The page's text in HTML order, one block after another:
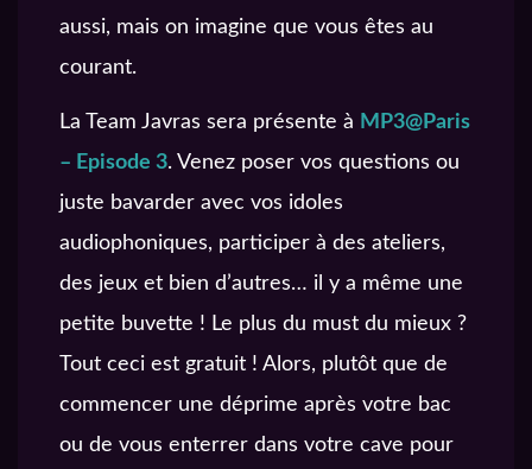
aussi, mais on imagine que vous êtes au
courant.
La Team Javras sera présente à MP3@Paris
– Episode 3. Venez poser vos questions ou
juste bavarder avec vos idoles
audiophoniques, participer à des ateliers,
des jeux et bien d’autres… il y a même une
petite buvette ! Le plus du must du mieux ?
Tout ceci est gratuit ! Alors, plutôt que de
commencer une déprime après votre bac
ou de vous enterrer dans votre cave pour